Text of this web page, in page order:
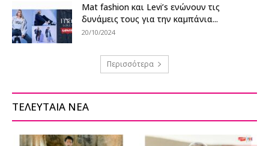
Mat fashion και Levi’s ενώνουν τις
δυνάμεις τους για την καμπάνια...
20/10/2024
Περισσότερα
ΤΕΛΕΥΤΑΙΑ ΝΕΑ